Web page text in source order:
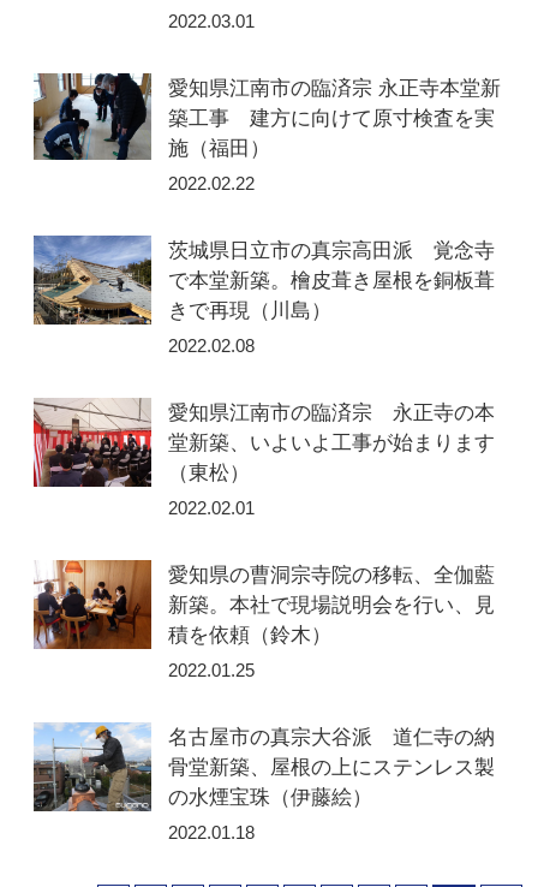
2022.03.01
愛知県江南市の臨済宗 永正寺本堂新
築工事 建方に向けて原寸検査を実
施（福田）
2022.02.22
茨城県日立市の真宗高田派 覚念寺
で本堂新築。檜皮葺き屋根を銅板葺
きで再現（川島）
2022.02.08
愛知県江南市の臨済宗 永正寺の本
堂新築、いよいよ工事が始まります
（東松）
2022.02.01
愛知県の曹洞宗寺院の移転、全伽藍
新築。本社で現場説明会を行い、見
積を依頼（鈴木）
2022.01.25
名古屋市の真宗大谷派 道仁寺の納
骨堂新築、屋根の上にステンレス製
の水煙宝珠（伊藤絵）
2022.01.18